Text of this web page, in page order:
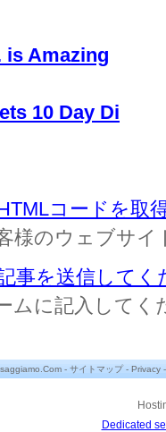
is Amazing
10 Day Di
コードを取
様のウェブサイ
事を送信してく
ムに記入してく
- サイトマップ- Privacy
Dedicated